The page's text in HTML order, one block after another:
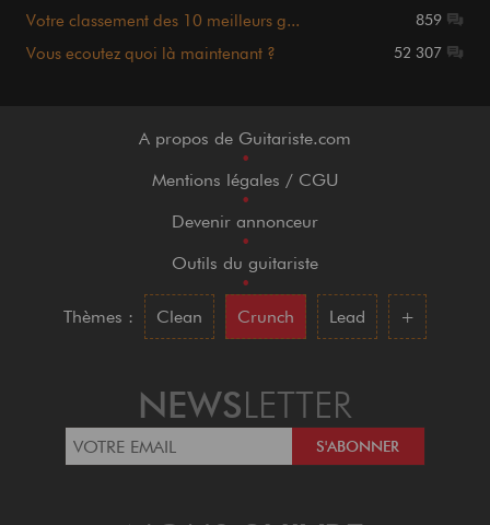
Votre classement des 10 meilleurs g... 859
Vous ecoutez quoi là maintenant ? 52 307
A propos de Guitariste.com
•
Mentions légales / CGU
•
Devenir annonceur
•
Outils du guitariste
•
Thèmes :
Clean Crunch Lead +
NEWSLETTER